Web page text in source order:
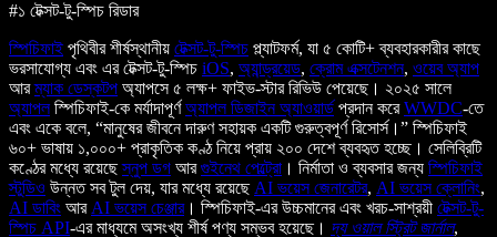
#১ টেক্সট-টু-স্পিচ রিডার
স্পিচিফাই পৃথিবীর শীর্ষস্থানীয় টেক্সট-টু-স্পিচ প্ল্যাটফর্ম, যা ৫ কোটি+ ব্যবহারকারীর কাছে
ভরসাযোগ্য এবং এর টেক্সট-টু-স্পিচ iOS, অ্যান্ড্রয়েড, ক্রোম এক্সটেনশন, ওয়েব অ্যাপ
আরম্যাক ডেস্কটপ অ্যাপসে ৫ লক্ষ+ ফাইভ-স্টার রিভিউ পেয়েছে। ২০২৫ সালে
অ্যাপলস্পিচিফাই-কে মর্যাদাপূর্ণঅ্যাপল ডিজাইন অ্যাওয়ার্ড প্রদান করেWWDC-তে
এবং একে বলে, “মানুষের জীবনে দারুণ সহায়ক একটি গুরুত্বপূর্ণ রিসোর্স।” স্পিচিফাই
৬০+ ভাষায় ১,০০০+ প্রাকৃতিক কণ্ঠ নিয়ে প্রায় ২০০ দেশে ব্যবহৃত হচ্ছে। সেলিব্রিটি
কণ্ঠের মধ্যে রয়েছেস্নুপ ডগ আরগুইনেথ পেল্ট্রো । নির্মাতা ও ব্যবসার জন্য স্পিচিফাই
স্টুডিও উন্নত সব টুল দেয়, যার মধ্যে রয়েছে AI ভয়েস জেনারেটর, AI ভয়েস ক্লোনিং,
AI ডাবিং আর AI ভয়েস চেঞ্জার। স্পিচিফাই-এর উচ্চমানের এবং খরচ-সাশ্রয়ী টেক্সট-টু-
স্পিচ API-এর মাধ্যমে অসংখ্য শীর্ষ পণ্য সম্ভব হয়েছে। দ্য ওয়াল স্ট্রিট জার্নাল,